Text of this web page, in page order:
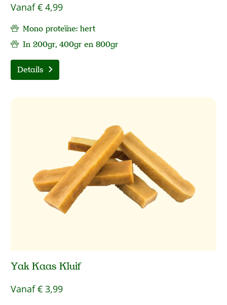
Vanaf€ 4,99
Mono proteïne: hert
In 200gr, 400gr en 800gr
Details
Yak Kaas Kluif
Vanaf€ 3,99